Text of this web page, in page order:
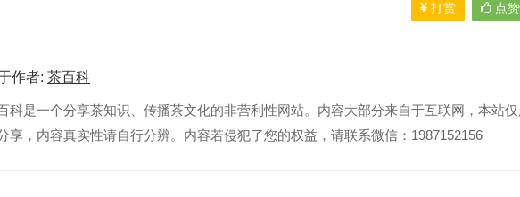
打赏 点
作者: 茶百科
科是一个分享茶知识、传播茶文化的非营利性网站。内容大部分来自于互联网，本站
享，内容真实性请自行分辨。内容若侵犯了您的权益，请联系微信：1987152156